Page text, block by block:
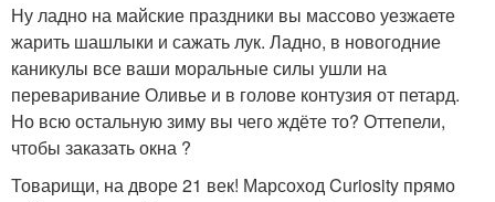
Ну ладно на майские праздники вы массово уезжаете
жарить шашлыки и сажать лук. Ладно, в новогодние
каникулы все ваши моральные силы ушли на
переваривание Оливье и в голове контузия от петард.
Но всю остальную зиму вы чего ждёте то? Оттепели,
чтобы заказать окна ?
Товарищи, на дворе 21 век! Марсоход Curiosity прямо